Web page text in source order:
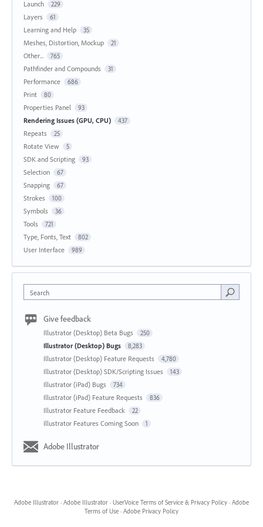
Launch 229
Layers 61
Learning and Help 35
Meshes, Distortion, Mockup 21
Other... 765
Pathfinder and Compounds 31
Performance 686
Print 80
Properties Panel 93
Rendering Issues (GPU, CPU) 437
Repeats 25
Rotate View 5
SDK and Scripting 93
Selection 67
Snapping 67
Strokes 100
Symbols 36
Tools 721
Type, Fonts, Text 802
User Interface 989
Search
Give feedback
Illustrator (Desktop) Beta Bugs 250
Illustrator (Desktop) Bugs 8,283
Illustrator (Desktop) Feature Requests 4,780
Illustrator (Desktop) SDK/Scripting Issues 143
Illustrator (iPad) Bugs 734
Illustrator (iPad) Feature Requests 836
Illustrator Feature Feedback 22
Illustrator Features Coming Soon 1
Adobe Illustrator
Adobe Illustrator · Adobe Illustrator · UserVoice Terms of Service & Privacy Policy · Adobe
Terms of Use · Adobe Privacy Policy